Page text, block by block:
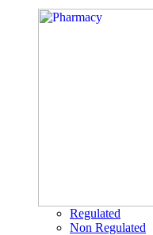
Regulated
Non Regulated